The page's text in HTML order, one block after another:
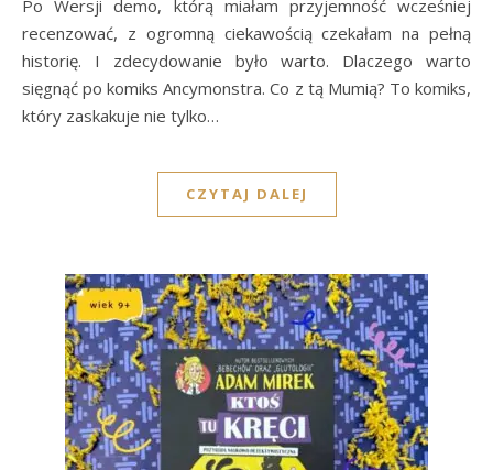
Po Wersji demo, którą miałam przyjemność wcześniej
recenzować, z ogromną ciekawością czekałam na pełną
historię. I zdecydowanie było warto. Dlaczego warto
sięgnąć po komiks Ancymonstra. Co z tą Mumią? To komiks,
który zaskakuje nie tylko…
CZYTAJ DALEJ